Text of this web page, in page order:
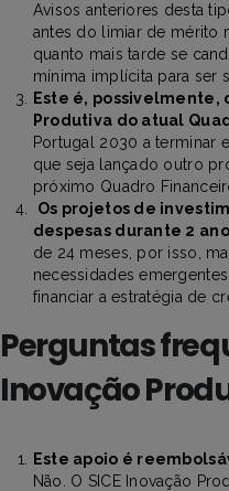
Avisos anteriores desta
antes do limiar de mérito
quanto mais tarde se
mínima implícita para ser
Este é, possivelmente,
Produtiva do atual
Portugal 2030 a terminar
que seja lançado outro
próximo Quadro
Os projetos de
despesas durante 2
de 24 meses, por isso,
necessidades
financiar a estratégia de
Perguntas
Inovação
Este apoio é
Não. O SICE Inovação